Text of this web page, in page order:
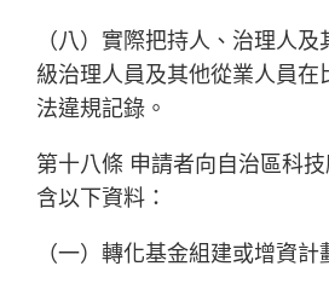
（八）實際把持人、治理人
級治理人員及其他從業人員在
法違規記錄。
第十八條 申請者向自治區科
含以下資料：
（一）轉化基金組建或增資計